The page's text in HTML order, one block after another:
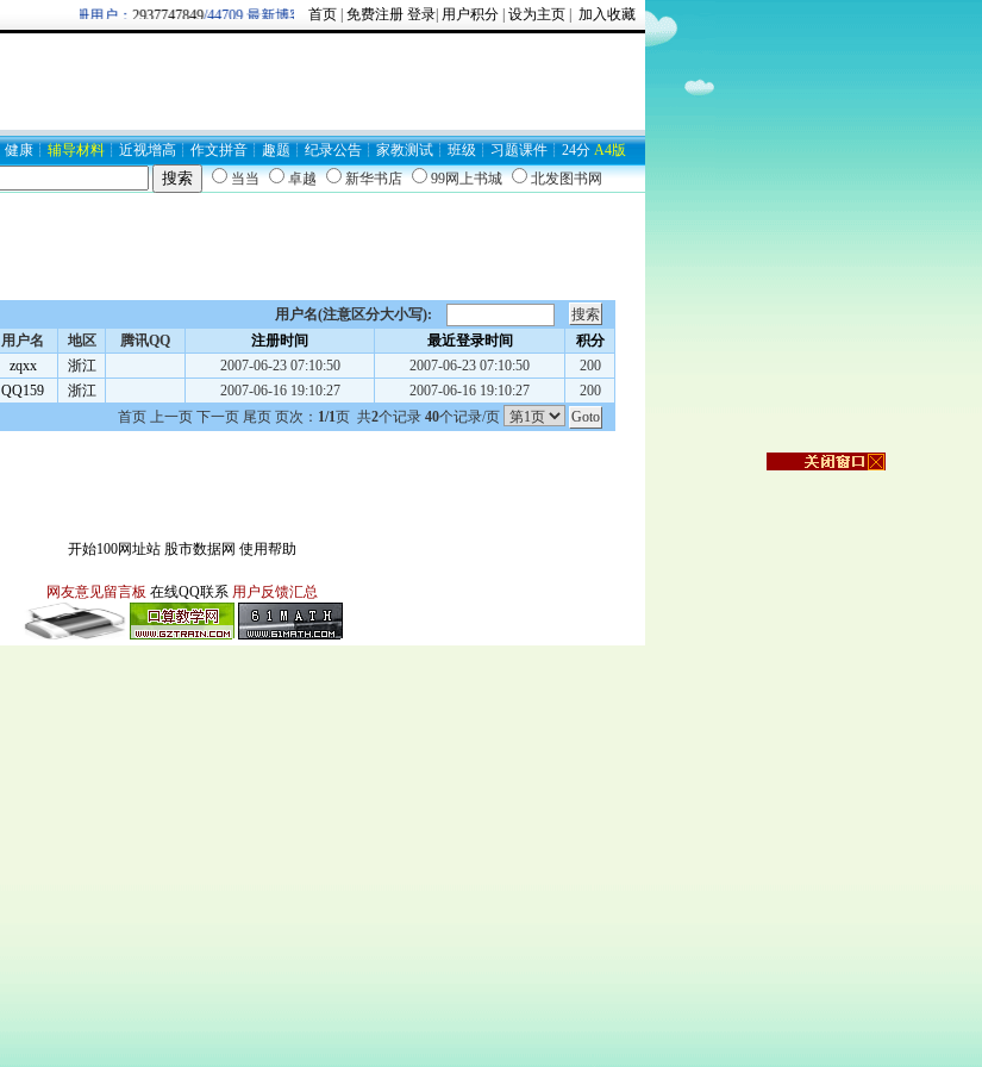
欢迎新注册用户：2937747849/44709 最新博客圈：牛逼/BLOG19403
首页 免费注册 登录 用户积分 设为主页 加入收藏
健康 ┊ 辅导材料 ┊ 近视增高 ┊ 作文拼音 ┊ 趣题 ┊ 纪录公告 ┊ 家教测试 ┊ 班级 ┊ 习题课件 ┊ 24分 A4版
当当 卓越 新华书店 99网上书城 北发图书网
用户名(注意区分大小写):
用户名 地区 腾讯QQ 注册时间 最近登录时间
积分
zqxx 浙江 2007-06-23 07:10:50 2007-06-23 07:10:50
200
QQ159 浙江 2007-06-16 19:10:27 2007-06-16 19:10:27
200
首页 上一页 下一页 尾页 页次： 1/1页 共2个记录 40个记录/页
开始100网址站 股市数据网 使用帮助
网友意见留言板 在线QQ联系 用户反馈汇总